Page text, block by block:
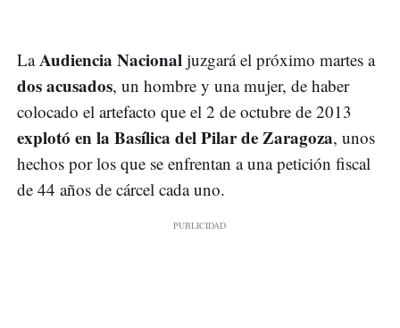
LaAudiencia Nacional juzgará el próximo martes a
dos acusados, un hombre y una mujer, de haber
colocado el artefacto que el 2 de octubre de 2013
explotó en la Basílica del Pilar de Zaragoza, unos
hechos por los que se enfrentan a una petición fiscal
de 44 años de cárcel cada uno.